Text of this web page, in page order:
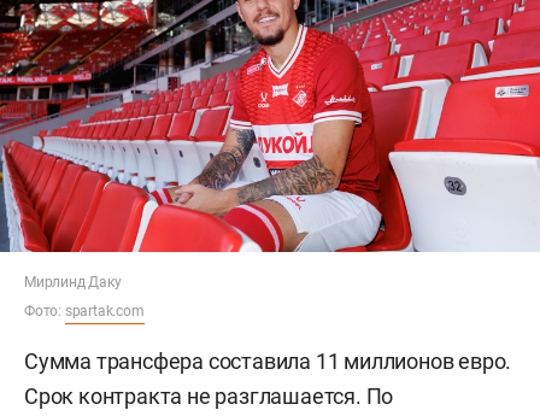
Мирлинд Даку
Фото: spartak.com
Сумма трансфера составила 11 миллионов евро.
Срок контракта не разглашается. По